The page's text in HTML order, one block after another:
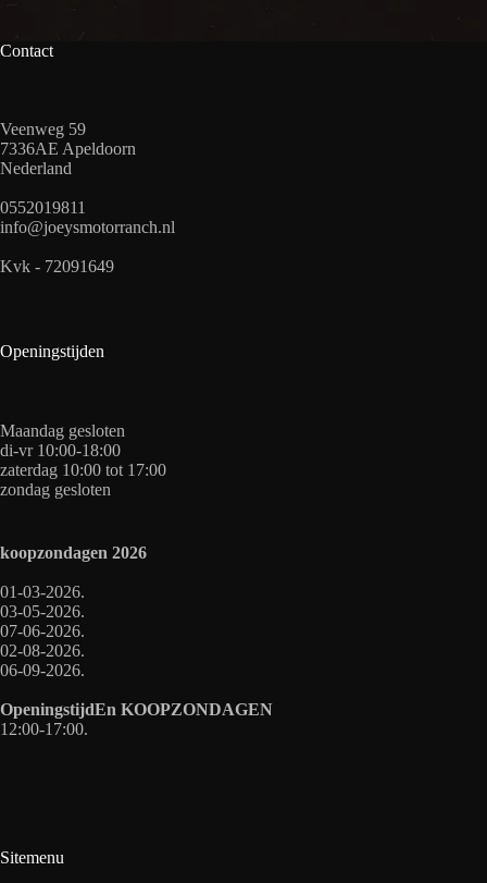
Contact
Veenweg 59
7336AE Apeldoorn
Nederland
0552019811
info@joeysmotorranch.nl
Kvk - 72091649
Openingstijden
Maandag gesloten
di-vr 10:00-18:00
zaterdag 10:00 tot 17:00
zondag gesloten
koopzondagen 2026
01-03-2026.
03-05-2026.
07-06-2026.
02-08-2026.
06-09-2026.
OpeningstijdEn KOOPZONDAGEN
12:00-17:00.
Sitemenu